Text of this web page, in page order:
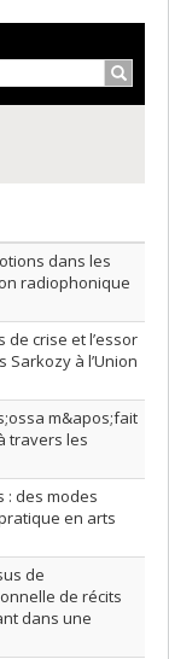
dans les
radiophonique
crise et l’essor
à l’Union
m&apos;fait
travers les
: des modes
en arts
de
de récits
dans une